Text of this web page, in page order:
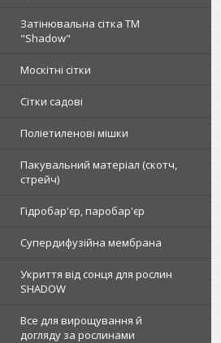
Затінювальна сітка ТМ
"Shadow"
Москітні сітки
Сітки садові
Поліетиленові мішки
Пакувальний матеріал (скотч,
стрейч)
Гідробар'єр, паробар'єр
Супердифузійна мембрана
Укриття від сонця для рослин
SHADOW
Все для вирощування й
догляду за рослинами